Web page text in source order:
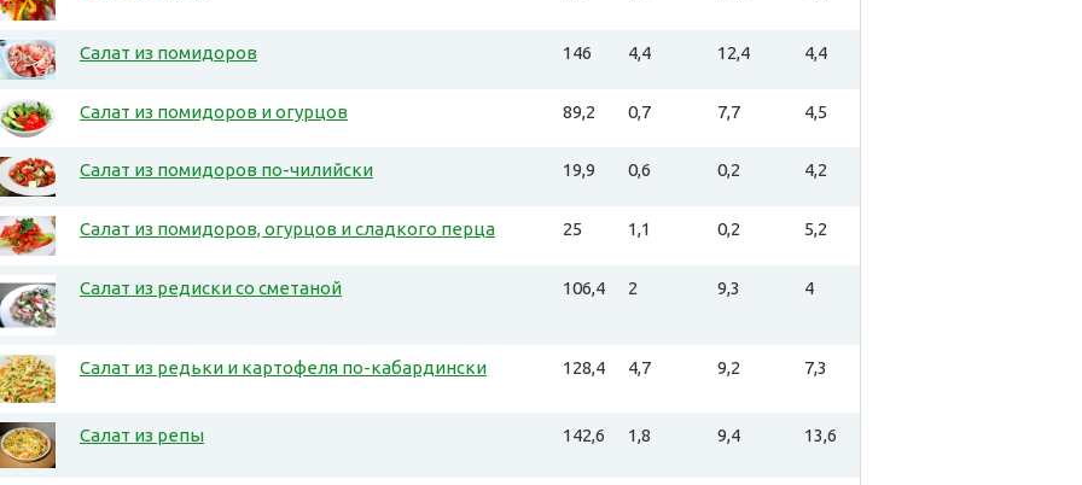
Салат из помидоров 146 4,4 12,4 4,4
Салат из помидоров и огурцов 89,2 0,7 7,7 4,5
Салат из помидоров по-чилийски 19,9 0,6 0,2 4,2
Салат из помидоров, огурцов и сладкого перца 25 1,1 0,2 5,2
Салат из редиски со сметаной 106,4 2 9,3 4
Салат из редьки и картофеля по-кабардински 128,4 4,7 9,2 7,3
Салат из репы 142,6 1,8 9,4 13,6